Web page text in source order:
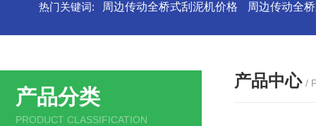
热门关键词: 周边传动全桥式刮泥机价格 周边传动全
产品分类
PRODUCT CLASSIFICATION
产品中心 /